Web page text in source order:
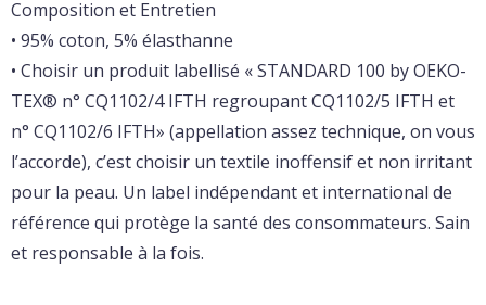
Composition et Entretien
• 95% coton, 5% élasthanne
• Choisir un produit labellisé « STANDARD 100 by OEKO-
TEX® n° CQ1102/4 IFTH regroupant CQ1102/5 IFTH et
n° CQ1102/6 IFTH» (appellation assez technique, on vous
l’accorde), c’est choisir un textile inoffensif et non irritant
pour la peau. Un label indépendant et international de
référence qui protège la santé des consommateurs. Sain
et responsable à la fois.